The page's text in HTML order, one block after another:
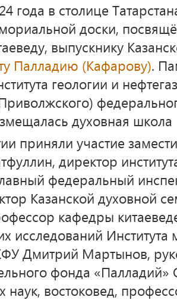
года в столице
доски,
выпускнику
Палладию (Кафарову).
геологии и
духовная школа
приняли участие
директор
федеральный
Казанской духовной
кафедры
исследований
Дмитрий Мартынов,
фонда
наук, востоковед,